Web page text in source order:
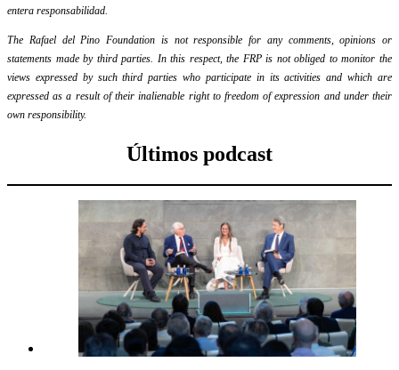
entera responsabilidad.
The Rafael del Pino Foundation is not responsible for any comments, opinions or
statements made by third parties. In this respect, the FRP is not obliged to monitor the
views expressed by such third parties who participate in its activities and which are
expressed as a result of their inalienable right to freedom of expression and under their
own responsibility.
Últimos podcast